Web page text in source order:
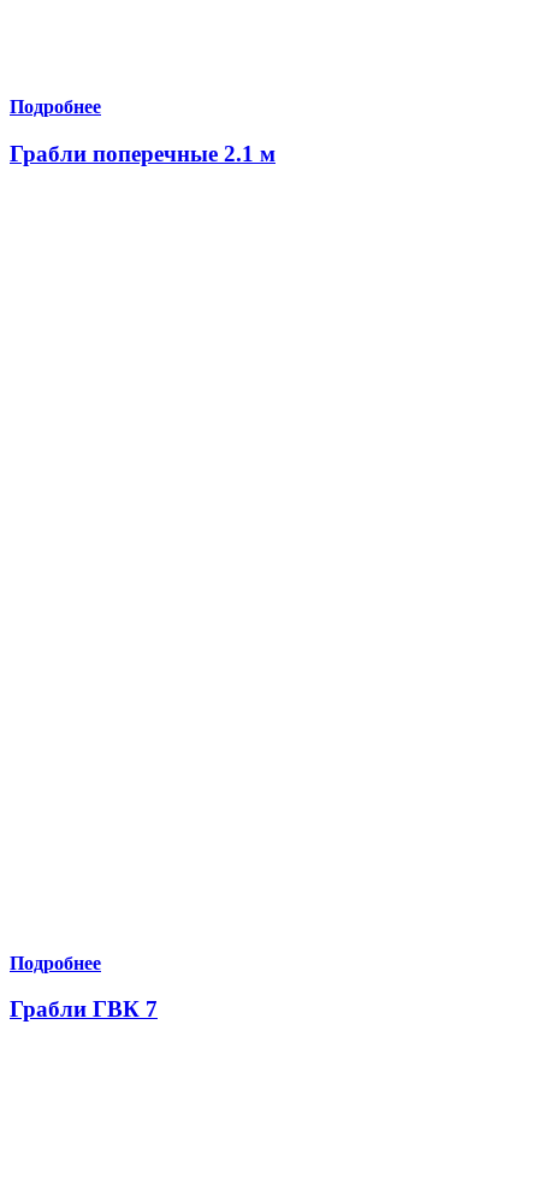
Подробнее
Грабли поперечные 2.1 м
Подробнее
Грабли ГВК 7